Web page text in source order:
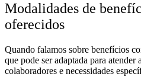
Modalidades de
oferecidos
Quando falamos sobre benefícios
que pode ser adaptada para atender
colaboradores e necessidades